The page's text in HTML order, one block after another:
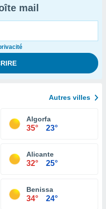
mail
Autres villes
Algorfa
35° 23°
Alicante
32° 25°
Benissa
34° 24°